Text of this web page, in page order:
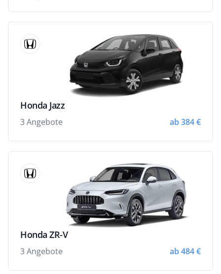
Honda Jazz
3 Angebote ab 384 €
Honda ZR-V
3 Angebote ab 484 €